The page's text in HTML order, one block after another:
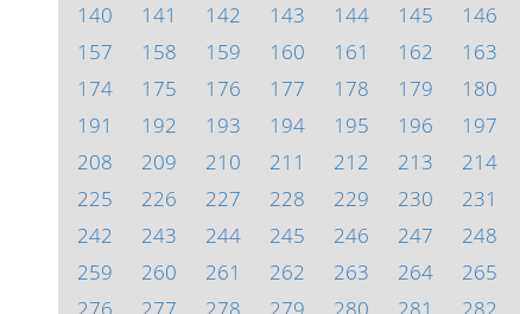
140
141 142 143 144 145 146
157
158 159 160 161 162 163
174
175 176 177 178 179 180
191
192 193 194 195 196 197
208
209 210 211 212 213 214
225
226 227 228 229 230 231
242
243 244 245 246 247 248
259
260 261 262 263 264 265